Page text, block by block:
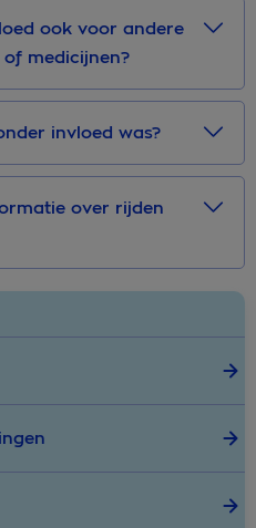
ook voor andere
medicijnen?
invloed was?
over rijden